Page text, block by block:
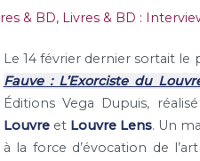
& BD, Livres & BD :
Le 14 février dernier sortait
Fauve : L’Exorciste du
Éditions Vega Dupuis,
Louvreet Louvre Lens. Un
à la force d’évocation de